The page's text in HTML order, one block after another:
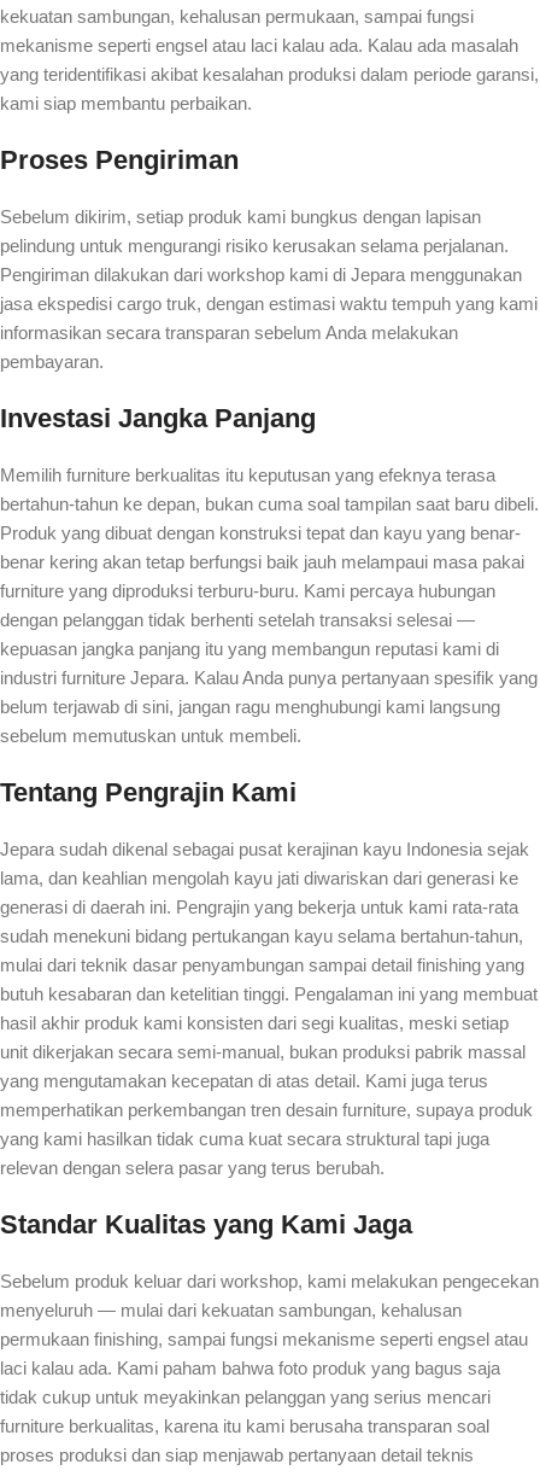
kekuatan sambungan, kehalusan permukaan, sampai fungsi
mekanisme seperti engsel atau laci kalau ada. Kalau ada masalah
yang teridentifikasi akibat kesalahan produksi dalam periode garansi,
kami siap membantu perbaikan.
Proses Pengiriman
Sebelum dikirim, setiap produk kami bungkus dengan lapisan
pelindung untuk mengurangi risiko kerusakan selama perjalanan.
Pengiriman dilakukan dari workshop kami di Jepara menggunakan
jasa ekspedisi cargo truk, dengan estimasi waktu tempuh yang kami
informasikan secara transparan sebelum Anda melakukan
pembayaran.
Investasi Jangka Panjang
Memilih furniture berkualitas itu keputusan yang efeknya terasa
bertahun-tahun ke depan, bukan cuma soal tampilan saat baru dibeli.
Produk yang dibuat dengan konstruksi tepat dan kayu yang benar-
benar kering akan tetap berfungsi baik jauh melampaui masa pakai
furniture yang diproduksi terburu-buru. Kami percaya hubungan
dengan pelanggan tidak berhenti setelah transaksi selesai —
kepuasan jangka panjang itu yang membangun reputasi kami di
industri furniture Jepara. Kalau Anda punya pertanyaan spesifik yang
belum terjawab di sini, jangan ragu menghubungi kami langsung
sebelum memutuskan untuk membeli.
Tentang Pengrajin Kami
Jepara sudah dikenal sebagai pusat kerajinan kayu Indonesia sejak
lama, dan keahlian mengolah kayu jati diwariskan dari generasi ke
generasi di daerah ini. Pengrajin yang bekerja untuk kami rata-rata
sudah menekuni bidang pertukangan kayu selama bertahun-tahun,
mulai dari teknik dasar penyambungan sampai detail finishing yang
butuh kesabaran dan ketelitian tinggi. Pengalaman ini yang membuat
hasil akhir produk kami konsisten dari segi kualitas, meski setiap
unit dikerjakan secara semi-manual, bukan produksi pabrik massal
yang mengutamakan kecepatan di atas detail. Kami juga terus
memperhatikan perkembangan tren desain furniture, supaya produk
yang kami hasilkan tidak cuma kuat secara struktural tapi juga
relevan dengan selera pasar yang terus berubah.
Standar Kualitas yang Kami Jaga
Sebelum produk keluar dari workshop, kami melakukan pengecekan
menyeluruh — mulai dari kekuatan sambungan, kehalusan
permukaan finishing, sampai fungsi mekanisme seperti engsel atau
laci kalau ada. Kami paham bahwa foto produk yang bagus saja
tidak cukup untuk meyakinkan pelanggan yang serius mencari
furniture berkualitas, karena itu kami berusaha transparan soal
proses produksi dan siap menjawab pertanyaan detail teknis